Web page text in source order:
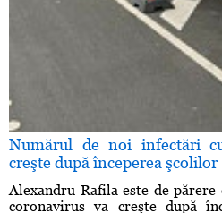
Numărul de noi infectări
creşte după începerea şcolilor
Alexandru Rafila este de
coronavirus va creşte după